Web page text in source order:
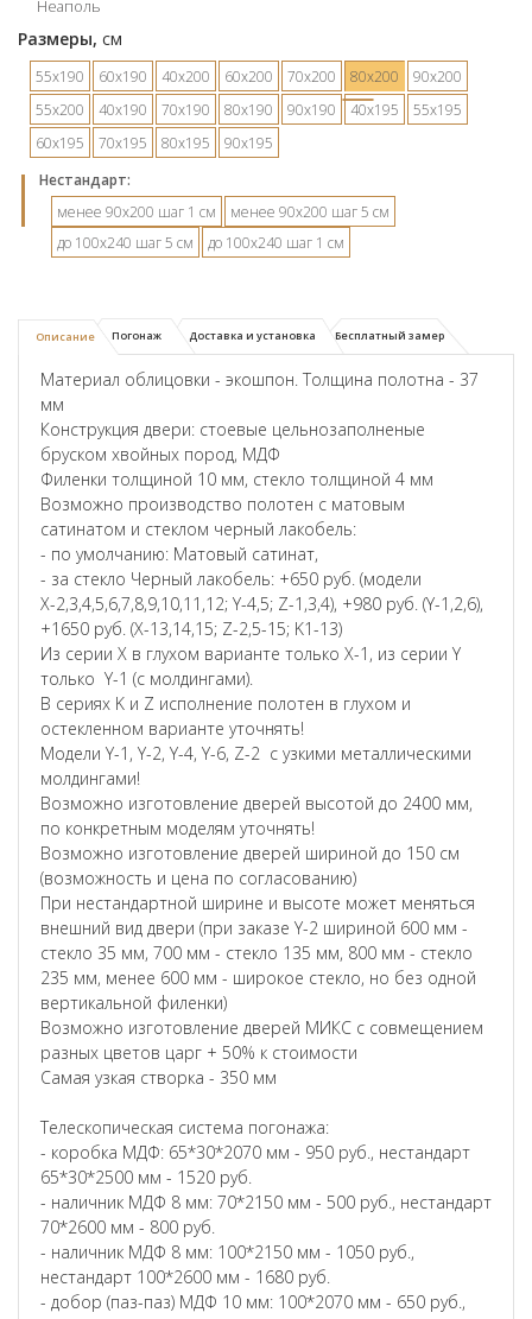
Неаполь
Размеры, см
55х190 60х190 40х200 60х200 70х200 80х200
90х200
55х200
40х190 70х190 80х190 90х190 40х195
55х195
60х195
70х195 80х195
90х195
Hестандарт:
менее 90х200 шаг 1 см
менее 90х200 шаг 5 см
до 100х240 шаг 5 см
до 100х240 шаг 1 см
Описание Погонаж Доставка и установка Бесплатный замер
Материал облицовки - экошпон. Толщина полотна - 37
мм
Конструкция двери: стоевые цельнозаполненые
бруском хвойных пород, МДФ
Филенки толщиной 10 мм, стекло толщиной 4 мм
Возможно производство полотен с матовым
сатинатом и стеклом черный лакобель:
- по умолчанию: Матовый сатинат,
- за стекло Черный лакобель: +650 руб. (модели
Х-2,3,4,5,6,7,8,9,10,11,12; Y-4,5; Z-1,3,4), +980 руб. (Y-1,2,6),
+1650 руб. (X-13,14,15; Z-2,5-15; K1-13)
Из серии X в глухом варианте только X-1, из серии Y
только Y-1 (с молдингами).
В сериях K и Z исполнение полотен в глухом и
остекленном варианте уточнять!
Модели Y-1, Y-2, Y-4, Y-6, Z-2 с узкими металлическими
молдингами!
Возможно изготовление дверей высотой до 2400 мм,
по конкретным моделям уточнять!
Возможно изготовление дверей шириной до 150 см
(возможность и цена по согласованию)
При нестандартной ширине и высоте может меняться
внешний вид двери (при заказе Y-2 шириной 600 мм -
стекло 35 мм, 700 мм - стекло 135 мм, 800 мм - стекло
235 мм, менее 600 мм - широкое стекло, но без одной
вертикальной филенки)
Возможно изготовление дверей МИКС с совмещением
разных цветов царг + 50% к стоимости
Самая узкая створка - 350 мм
Телескопическая система погонажа:
- коробка МДФ: 65*30*2070 мм - 950 руб., нестандарт
65*30*2500 мм - 1520 руб.
- наличник МДФ 8 мм: 70*2150 мм - 500 руб., нестандарт
70*2600 мм - 800 руб.
- наличник МДФ 8 мм: 100*2150 мм - 1050 руб.,
нестандарт 100*2600 мм - 1680 руб.
- добор (паз-паз) МДФ 10 мм: 100*2070 мм - 650 руб.,